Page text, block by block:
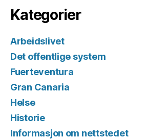
Kategorier
Arbeidslivet
Det offentlige system
Fuerteventura
Gran Canaria
Helse
Historie
Informasjon om nettstedet